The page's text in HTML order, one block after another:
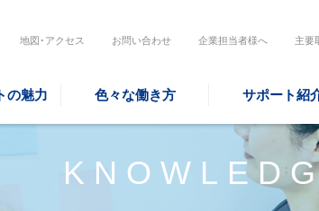
地図･アクセス お問い合わせ 企業担当者様へ 主要
の魅力 色々な働き方 サポート紹